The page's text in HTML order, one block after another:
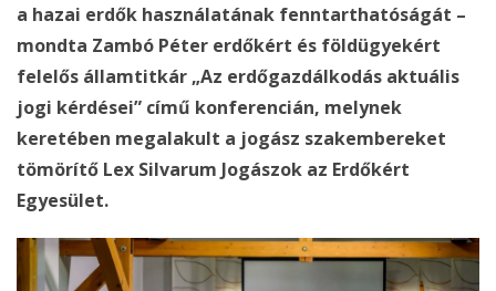
a hazai erdők használatának fenntarthatóságát –
mondta Zambó Péter erdőkért és földügyekért
felelős államtitkár „Az erdőgazdálkodás aktuális
jogi kérdései” című konferencián, melynek
keretében megalakult a jogász szakembereket
tömörítő Lex Silvarum Jogászok az Erdőkért
Egyesület.